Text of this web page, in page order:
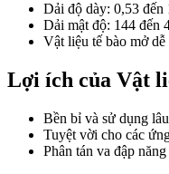
Dải độ dày: 0,53 đến
Dải mật độ: 144 đến
Vật liệu tế bào mở dễ
Lợi ích của Vật
Bền bỉ và sử dụng
Tuyệt vời cho các
Phân tán va đập